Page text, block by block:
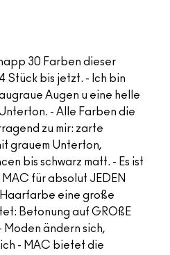
30 Farben dieser
Stück bis jetzt. - Ich bin
Augen u eine helle
- Alle Farben die
zu mir: zarte
grauem Unterton,
bis schwarz matt. - Es ist
für absolut JEDEN
eine große
Betonung auf GROßE
Moden ändern sich,
- MAC bietet die